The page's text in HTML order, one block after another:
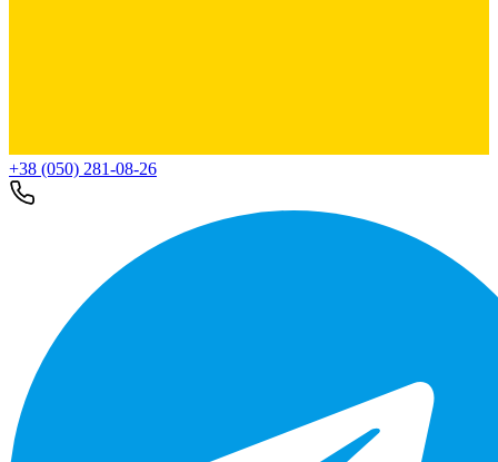
+38 (050) 281-08-26